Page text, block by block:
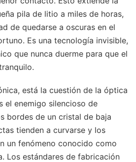
pila de litio a miles de horas,
de quedarse a oscuras en el
Es una tecnología invisible,
que nunca duerme para que el
está la cuestión de la óptica
el enemigo silencioso de
bordes de un cristal de baja
tienden a curvarse y los
un fenómeno conocido como
Los estándares de fabricación